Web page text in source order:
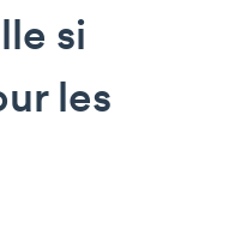
si
les